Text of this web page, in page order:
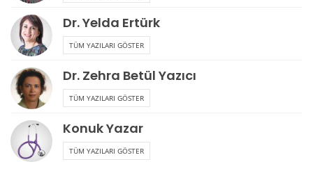
Dr. Yelda Ertürk
TÜM YAZILARI GÖSTER
Dr. Zehra Betül Yazıcı
TÜM YAZILARI GÖSTER
Konuk Yazar
TÜM YAZILARI GÖSTER